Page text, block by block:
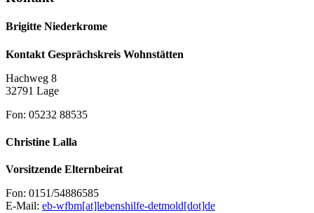
Brigitte Niederkrome
Kontakt Gesprächskreis Wohnstätten
Hachweg 8
32791 Lage
Fon: 05232 88535
Christine Lalla
Vorsitzende Elternbeirat
Fon: 0151/54886585
E-Mail: eb-wfbm[at]lebenshilfe-detmold[dot]de